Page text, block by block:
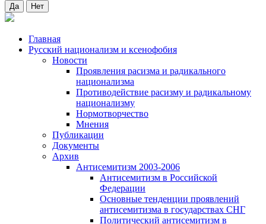
Да Нет
Главная
Русский национализм и ксенофобия
Новости
Проявления расизма и радикального
национализма
Противодействие расизму и радикальному
национализму
Нормотворчество
Мнения
Публикации
Документы
Архив
Антисемитизм 2003-2006
Антисемитизм в Российской
Федерации
Основные тенденции проявлений
антисемитизма в государствах СНГ
Политический антисемитизм в